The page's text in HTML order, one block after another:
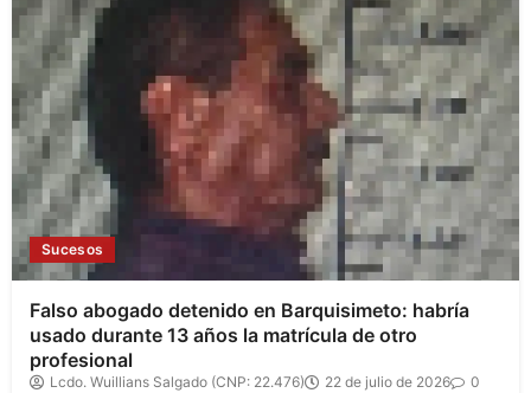
Sucesos
Falso abogado detenido en Barquisimeto: habría
usado durante 13 años la matrícula de otro
profesional
Lcdo. Wuillians Salgado (CNP: 22.476) 22 de julio de 2026 0